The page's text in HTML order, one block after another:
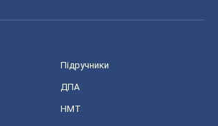
Підручники
ДПА
НМТ